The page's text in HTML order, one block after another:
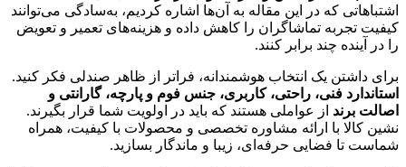
اشتباهاتی که در این مقاله به آن‌ها اشاره کردیم، به‌سادگی می‌توانند
کیفیت تجربه تماشاگران را کاهش داده و هزینه‌های تعمیر و تعویض
را در آینده چند برابر کنند.
برای داشتن یک انتخاب هوشمندانه، فراتر از ظاهر صندلی فکر کنید.
استاندارد فنی، راحتی، کاربری، جنس فوم و پارچه، گارانتی و
اصالت برند از عواملی هستند که باید در اولویت شما قرار بگیرند.
نشین کالا با ارائه مشاوره تخصصی و محصولات با کیفیت، همراه
شماست تا فضایی حرفه‌ای، زیبا و ماندگار بسازید.